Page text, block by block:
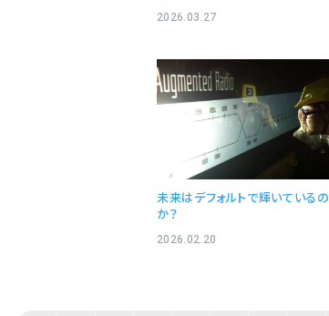
2026.03.27
未来はデフォルトで輝いているの
か？
2026.02.20